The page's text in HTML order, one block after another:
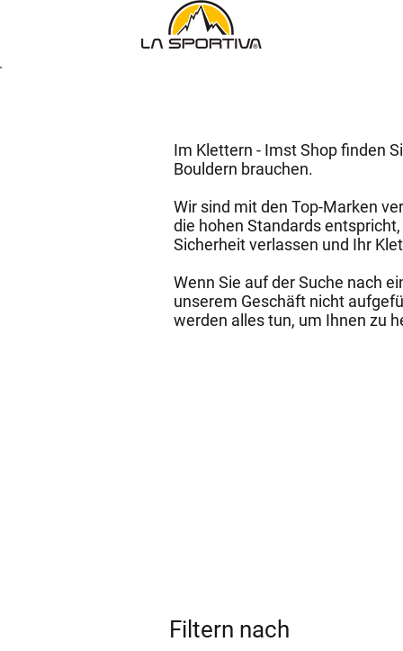
Filtern nach
Im Klettern - Imst Shop finden
Bouldern brauchen.
Wir sind mit den Top-Marken
die hohen Standards
Sicherheit verlassen und Ihr
Wenn Sie auf der Suche nach
unserem Geschäft nicht
werden alles tun, um Ihnen zu